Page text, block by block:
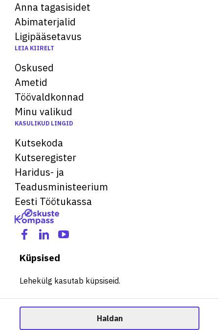
Anna tagasisidet
Abimaterjalid
Ligipääsetavus
LEIA KIIRELT
Oskused
Ametid
Töövaldkonnad
Minu valikud
KASULIKUD LINGID
Kutsekoda
Kutseregister
Haridus- ja
Teadusministeerium
Eesti Töötukassa
Küpsised
Lehekülg kasutab küpsiseid.
Haldan